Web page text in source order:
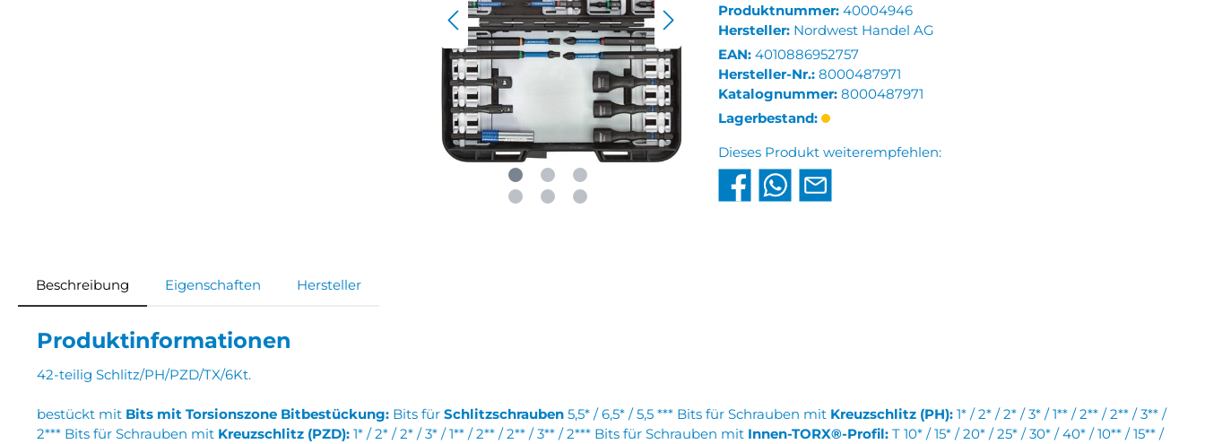
Produktnummer: 40004946
Hersteller: Nordwest Handel AG
EAN: 4010886952757
Hersteller-Nr.: 8000487971
Katalognummer: 8000487971
Lagerbestand:
Dieses Produkt weiterempfehlen:
Beschreibung Eigenschaften Hersteller
Produktinformationen
42-teilig Schlitz/PH/PZD/TX/6Kt.
bestückt mit Bits mit Torsionszone Bitbestückung: Bits für Schlitzschrauben 5,5* / 6,5* / 5,5 *** Bits für Schrauben mit Kreuzschlitz (PH): 1* / 2* / 2* / 3* / 1** / 2** / 2** / 3** /
2*** Bits für Schrauben mit Kreuzschlitz (PZD): 1* / 2* / 2* / 3* / 1** / 2** / 2** / 3** / 2*** Bits für Schrauben mit Innen-TORX®-Profil: T 10* / 15* / 20* / 25* / 30* / 40* / 10** / 15** /